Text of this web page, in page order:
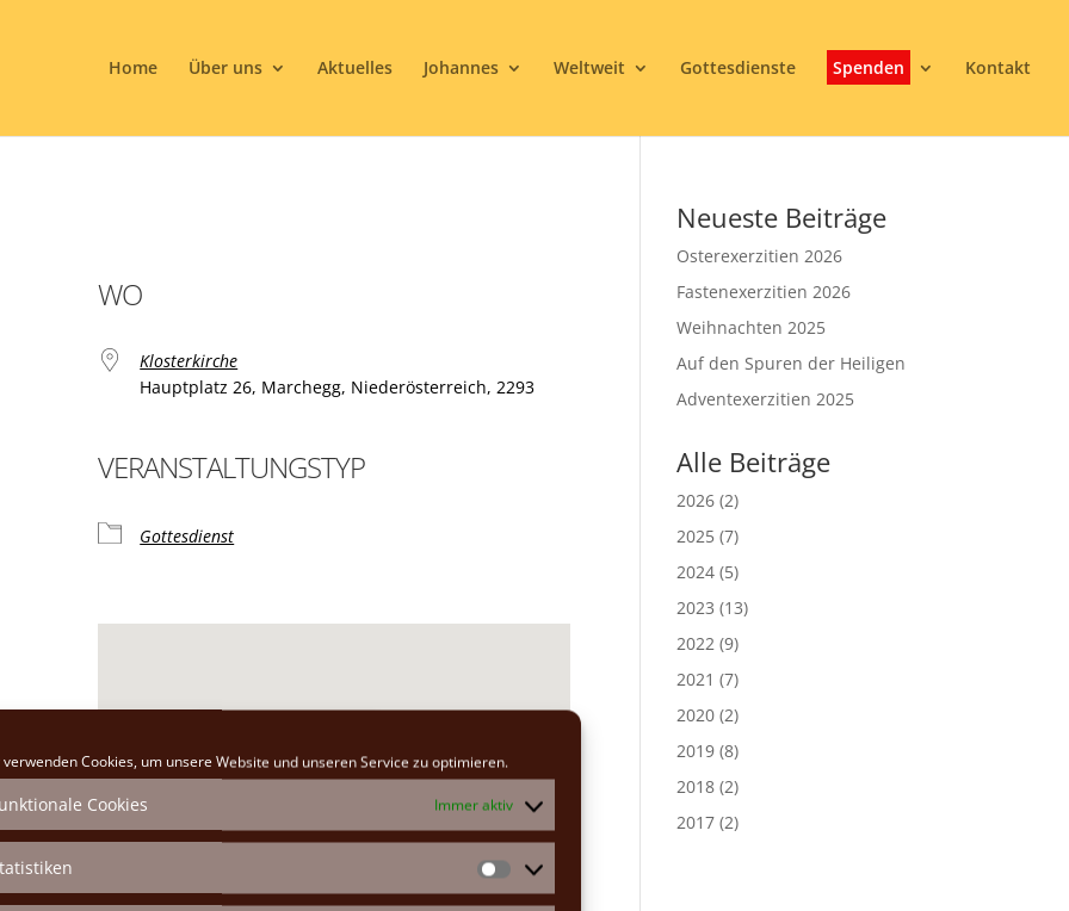
verwenden Cookies, um unsere Website und unseren Service zu optimieren.
Cookies Immer aktiv
Statistiken
Home Über uns Aktuelles Johannes Weltweit Gottesdienste Spenden Kontakt
WO
Klosterkirche
Hauptplatz 26, Marchegg, Niederösterreich, 2293
VERANSTALTUNGSTYP
Gottesdienst
Hauptplatz 26 - Marchegg
Neueste Beiträge
Osterexerzitien 2026
Fastenexerzitien 2026
Weihnachten 2025
Auf den Spuren der Heiligen
Adventexerzitien 2025
Alle Beiträge
2026 (2)
2025 (7)
2024 (5)
2023 (13)
2022 (9)
2021 (7)
2020 (2)
2019 (8)
2018 (2)
2017 (2)